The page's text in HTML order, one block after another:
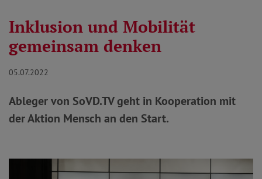
Inklusion und Mobilität
gemeinsam denken
05.07.2022
Ableger von SoVD.TV geht in Kooperation mit
der Aktion Mensch an den Start.